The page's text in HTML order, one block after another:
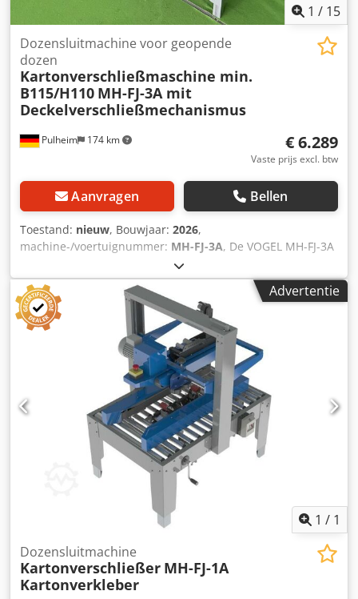
1 / 15
Pulheim 174 km
Dozensluitmachine voor geopende
dozen
Kartonverschließmaschine min.
B115/H110 MH-FJ-3A mit
Deckelverschließmechanismus
€ 6.289
Vaste prijs excl. btw
Aanvragen Bellen
Toestand: nieuw, Bouwjaar: 2026,
machine-/voertuignummer: MH-FJ-3A, De VOGEL MH-FJ-3A
dozensluitmachine is uitgerust met een
dekselsluitmechanisme, d.w.z. dat de dozen in open
toestand kunnen worden ingevoerd. De korte en lange
dekseldelen van het karton worden eerst gesloten en pas
daarna wordt het karton gelijmd. Doosformaten: Lengte
150 - 600 mm Breedte: 115 - 490 mm Hoogte: 110 - 510 mm
Technische gegevens: Lengte 1.800 mm Breedte 880 mm
Gewicht 300 kg Bedrijfsspanning 220 V Lucht 5 kg/cm2 CE-
markering BELANGRIJK: Er is een luchtdrukvoorziening
nodig om het apparaat te laten werken; deze is niet bij de
levering inbegrepen. Accessoires: Csdpfx Ajzr Hnpomhsha
Wij bieden rollen, voorloop- en nalooptafels en
rollenbanen voor ons VOGEL programma voor
dozensluitmachines.
Advertentie
1 / 1
Dozensluitmachine
Kartonverschließer MH-FJ-1A
Kartonverkleber